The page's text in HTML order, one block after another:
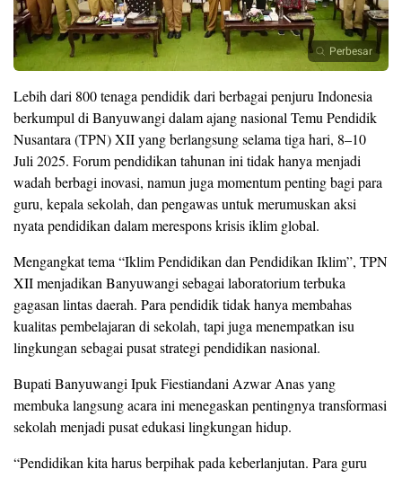
Perbesar
Lebih dari 800 tenaga pendidik dari berbagai penjuru Indonesia
berkumpul di Banyuwangi dalam ajang nasional Temu Pendidik
Nusantara (TPN) XII yang berlangsung selama tiga hari, 8–10
Juli 2025. Forum pendidikan tahunan ini tidak hanya menjadi
wadah berbagi inovasi, namun juga momentum penting bagi para
guru, kepala sekolah, dan pengawas untuk merumuskan aksi
nyata pendidikan dalam merespons krisis iklim global.
Mengangkat tema “Iklim Pendidikan dan Pendidikan Iklim”, TPN
XII menjadikan Banyuwangi sebagai laboratorium terbuka
gagasan lintas daerah. Para pendidik tidak hanya membahas
kualitas pembelajaran di sekolah, tapi juga menempatkan isu
lingkungan sebagai pusat strategi pendidikan nasional.
Bupati Banyuwangi Ipuk Fiestiandani Azwar Anas yang
membuka langsung acara ini menegaskan pentingnya transformasi
sekolah menjadi pusat edukasi lingkungan hidup.
“Pendidikan kita harus berpihak pada keberlanjutan. Para guru